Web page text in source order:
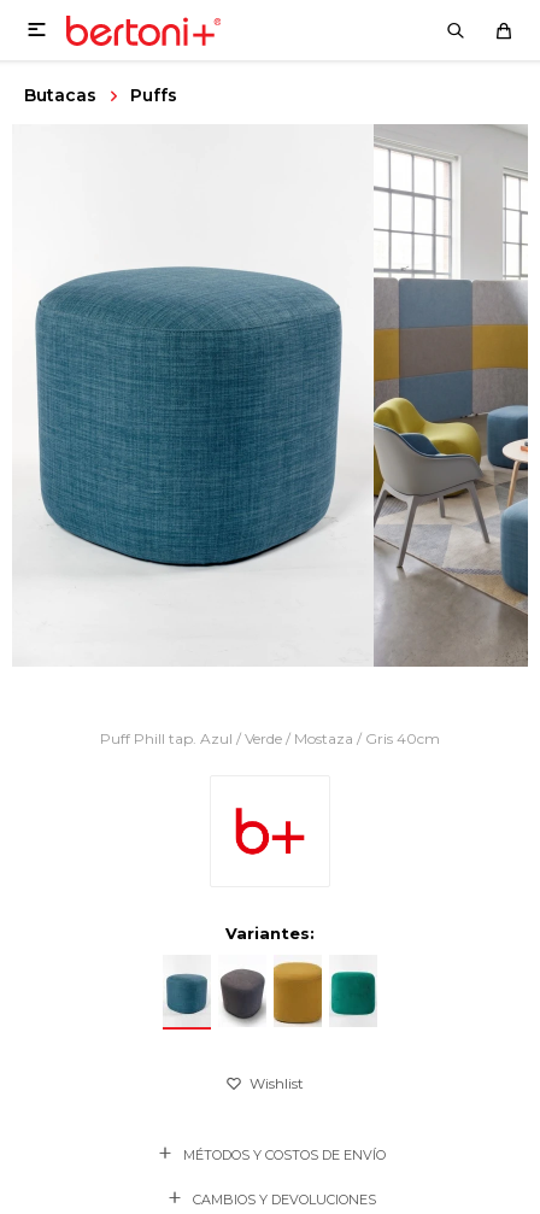

Butacas Puffs
Puff Phill tap. Azul / Verde / Mostaza / Gris 40cm
Variantes:
MÉTODOS Y COSTOS DE ENVÍO
CAMBIOS Y DEVOLUCIONES